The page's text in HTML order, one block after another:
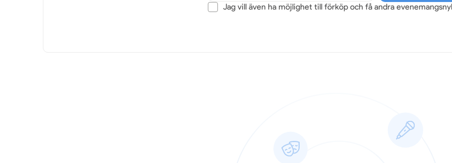
Jag vill även ha möjlighet till förköp och få andra